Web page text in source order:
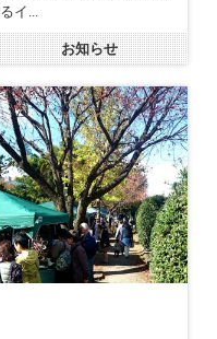
るイ...
お知らせ